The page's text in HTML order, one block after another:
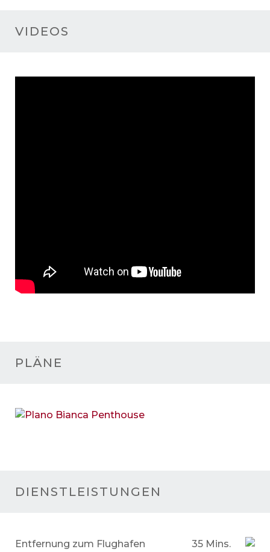
VIDEOS
PLÄNE
DIENSTLEISTUNGEN
Entfernung zum Flughafen 35 Mins.